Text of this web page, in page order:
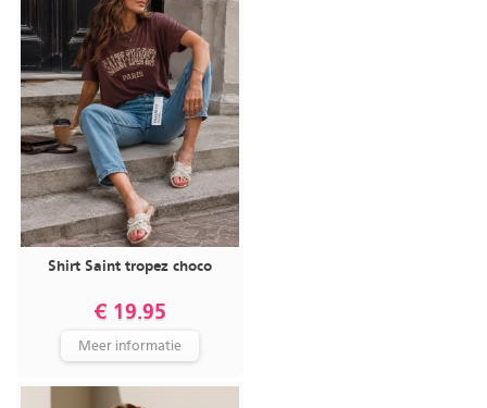
Shirt Saint tropez choco
€ 19.95
Meer informatie